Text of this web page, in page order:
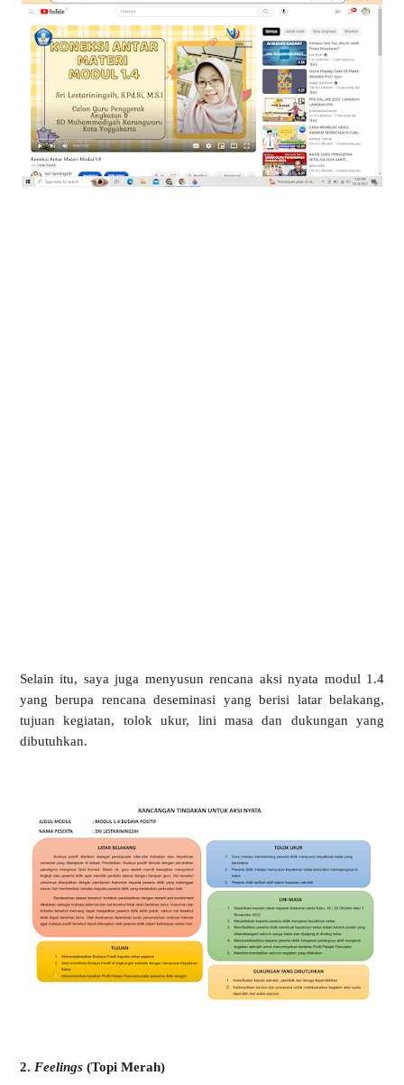
Selain itu, saya juga menyusun rencana aksi nyata modul 1.4
yang berupa rencana deseminasi yang berisi latar belakang,
tujuan kegiatan, tolok ukur, lini masa dan dukungan yang
dibutuhkan.
2. Feelings (Topi Merah)